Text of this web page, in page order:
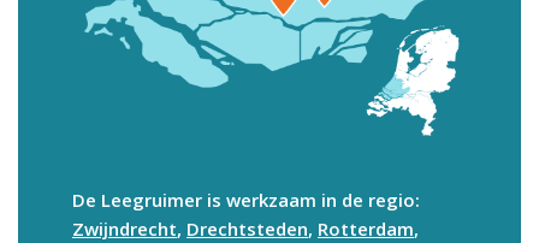
De Leegruimer is werkzaam in de regio:
Zwijndrecht, Drechtsteden, Rotterdam,